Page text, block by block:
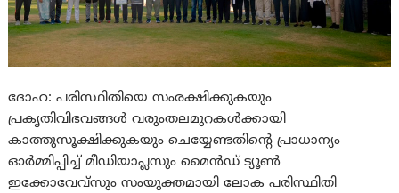
ദോഹ: പരിസ്ഥിതിയെ സംരക്ഷിക്കുകയും
പ്രകൃതിവിഭവങ്ങള്‍ വരുംതലമുറകള്‍ക്കായി
കാത്തുസൂക്ഷിക്കുകയും ചെയ്യേണ്ടതിന്റെ പ്രാധാന്യം
ഓര്‍മ്മിപ്പിച്ച് മീഡിയാപ്ലസും മൈന്‍ഡ് ട്യൂണ്‍
ഇക്കോവേവ്‌സും സംയുക്തമായി ലോക പരിസ്ഥിതി